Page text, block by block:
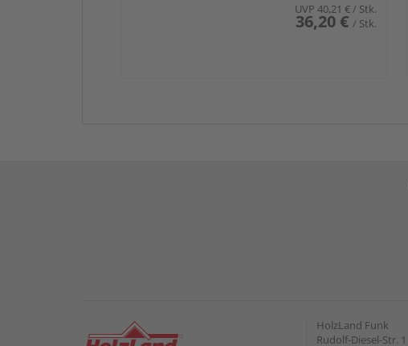
UVP 40,21 € / Stk.
36,20 € / Stk.
HolzLand Funk
Rudolf-Diesel-Str. 1